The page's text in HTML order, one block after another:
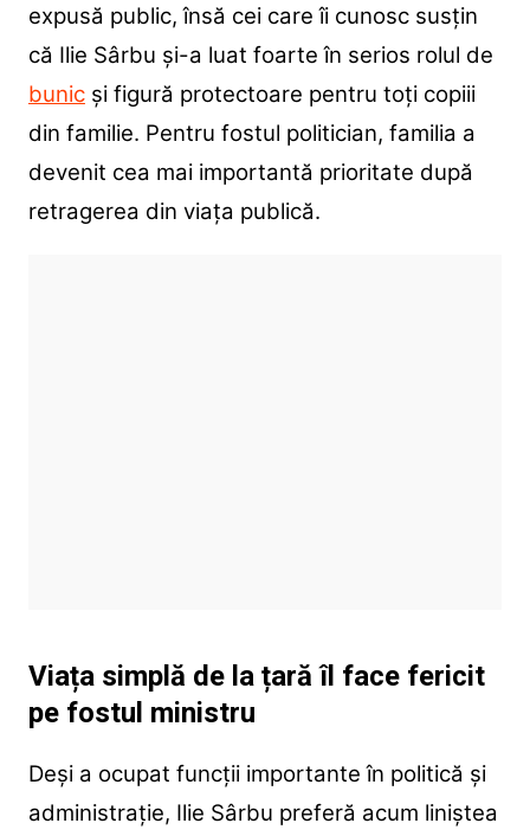
expusă public, însă cei care îi cunosc susțin
că Ilie Sârbu și-a luat foarte în serios rolul de
bunicși figură protectoare pentru toți copiii
din familie. Pentru fostul politician, familia a
devenit cea mai importantă prioritate după
retragerea din viața publică.
Viața simplă de la țară îl face fericit
pe fostul ministru
Deși a ocupat funcții importante în politică și
administrație, Ilie Sârbu preferă acum liniștea